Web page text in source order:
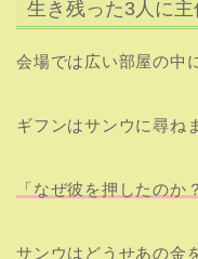
生き残った3人に
会場では広い部屋の中
ギフンはサンウに尋ね
「なぜ彼を押したのか
サンウはどうせあの金